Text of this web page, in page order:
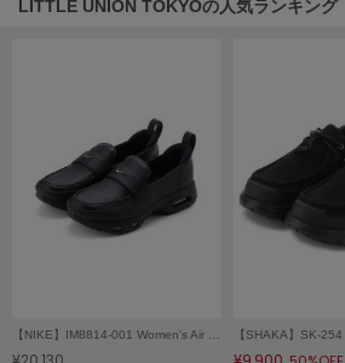
HUNTER
ハンター
LITTLE UNION TOKYOの人気ランキング
【NIKE】IM8814-001 Women's Air Max Phenomena ウィメンズ エア マックス フェノメナ